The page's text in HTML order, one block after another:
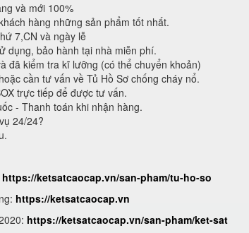
và mới 100%
hàng những sản phẩm tốt nhất.
7,CN và ngày lễ
dụng, bảo hành tại nhà miễn phí.
đã kiểm tra kĩ lưỡng (có thể chuyển khoản)
cần tư vấn về Tủ Hồ Sơ chống cháy nổ.
trực tiếp để được tư vấn.
- Thanh toán khi nhận hàng.
24/24?
https://ketsatcaocap.vn/san-pham/tu-ho-so
https://ketsatcaocap.vn
https://ketsatcaocap.vn/san-pham/ket-sat